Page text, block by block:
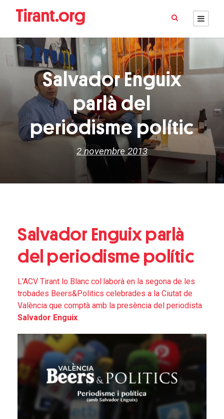
Salvador Enguix
parlà del
periodisme polític
2 novembre 2013
Salvador Enguix parlà
del periodisme polític
L’ACV Tirant lo Blanc col·laborà en la segona de les
trobades Beers&Politics celebrades a la Ciutat de
València que comptà amb la presència del periodista
Salvador Enguix.